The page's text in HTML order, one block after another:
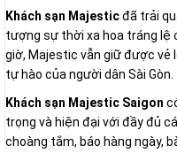
Khách sạn Majesticđã trải
tượng sự thời xa hoa tráng lệ
giờ, Majestic vẫn giữ được vẻ
tự hào của người dân Sài Gòn.
Khách sạn Majestic Saigon
trọng và hiện đại với đầy đủ
choàng tắm, báo hàng ngày,